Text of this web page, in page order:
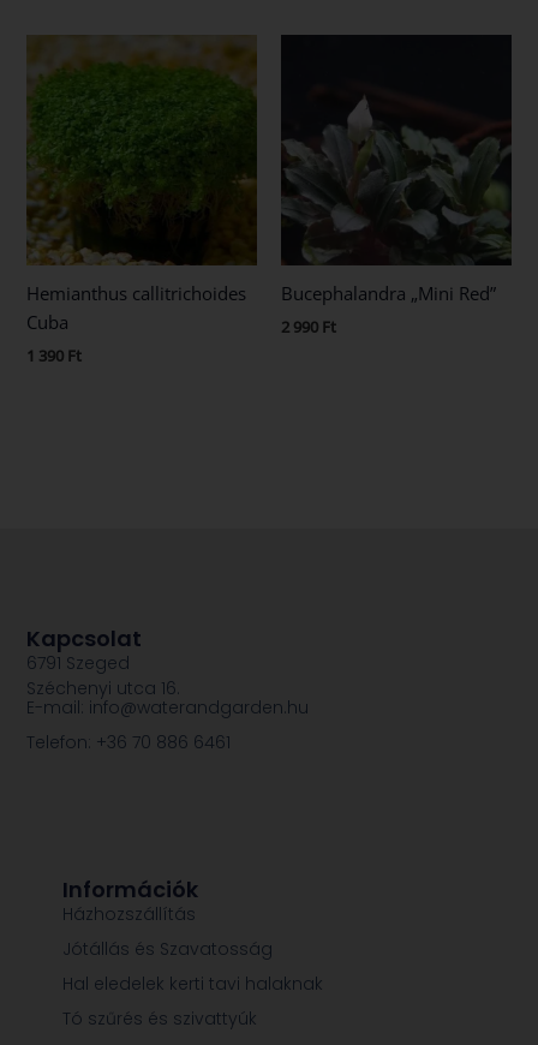
Hemianthus callitrichoides
Cuba
1 390 Ft
Bucephalandra „Mini Red”
2 990 Ft
Információk
Házhozszállítás
Jótállás és Szavatosság
Hal eledelek kerti tavi halaknak
Tó szűrés és szivattyúk
Kapcsolat
6791 Szeged
Széchenyi utca 16.
E-mail: info@waterandgarden.hu
Telefon: +36 70 886 6461